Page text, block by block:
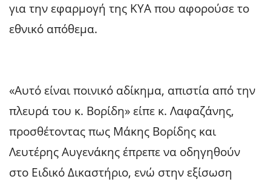
για την εφαρμογή της ΚΥΑ που αφορούσε το
εθνικό απόθεμα.
«Αυτό είναι ποινικό αδίκημα, απιστία από την
πλευρά του κ. Βορίδη» είπε κ. Λαφαζάνης,
προσθέτοντας πως Μάκης Βορίδης και
Λευτέρης Αυγενάκης έπρεπε να οδηγηθούν
στο Ειδικό Δικαστήριο, ενώ στην εξίσωση